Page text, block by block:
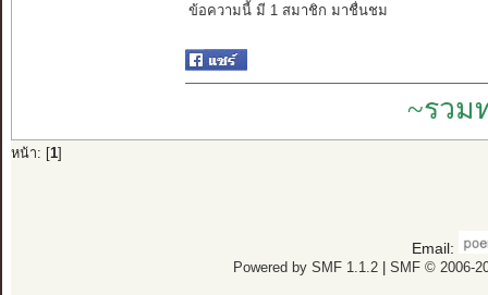
ข้อความนี้ มี 1 สมาชิก มาชื่นชม
~รวม
หน้า: [ 1]
Email:
Powered by SMF 1.1.2| SMF © 2006-